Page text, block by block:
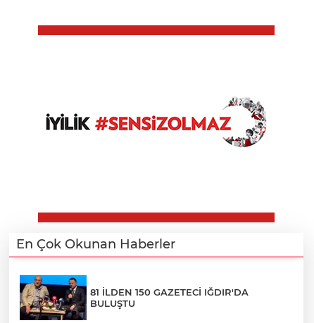
En Çok Okunan Haberler
81 İLDEN 150 GAZETECİ IĞDIR'DA
BULUŞTU